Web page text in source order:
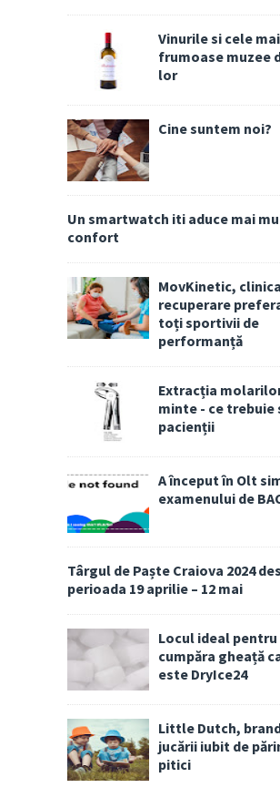
Vinurile si cele mai
frumoase muzee
lor
Cine suntem noi?
Un smartwatch iti aduce mai
confort
MovKinetic,
recuperare
toți sportivii de
performanță
Extracția
minte - ce trebuie
pacienții
A început în Olt
examenului de
Târgul de Paște Craiova 2024
perioada 19 aprilie – 12 mai
Locul ideal pentru
cumpăra gheață
este DryIce24
Little Dutch,
jucării iubit de
pitici